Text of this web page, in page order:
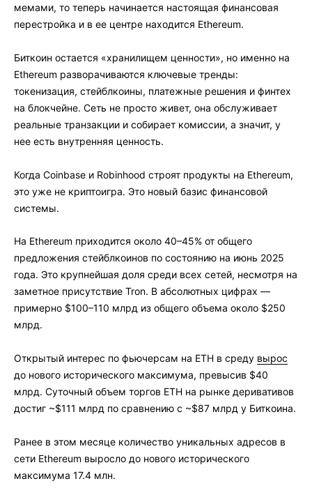
мемами, то теперь начинается настоящая финансовая
перестройка и в ее центре находится Ethereum.
Биткоин остается «хранилищем ценности», но именно на
Ethereum разворачиваются ключевые тренды:
токенизация, стейблкоины, платежные решения и финтех
на блокчейне. Сеть не просто живет, она обслуживает
реальные транзакции и собирает комиссии, а значит, у
нее есть внутренняя ценность.
Когда Coinbase и Robinhood строят продукты на Ethereum,
это уже не криптоигра. Это новый базис финансовой
системы.
На Ethereum приходится около 40–45% от общего
предложения стейблкоинов по состоянию на июнь 2025
года. Это крупнейшая доля среди всех сетей, несмотря на
заметное присутствие Tron. В абсолютных цифрах —
примерно $100–110 млрд из общего объема около $250
млрд.
Открытый интерес по фьючерсам на ETH в среду вырос
до нового исторического максимума, превысив $40
млрд. Суточный объем торгов ETH на рынке деривативов
достиг ~$111 млрд по сравнению с ~$87 млрд у Биткоина.
Ранее в этом месяце количество уникальных адресов в
сети Ethereum выросло до нового исторического
максимума 17.4 млн.